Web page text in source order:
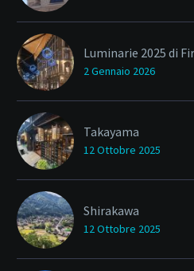
Luminarie 2025 di
2 Gennaio 2026
Takayama
12 Ottobre 2025
Shirakawa
12 Ottobre 2025